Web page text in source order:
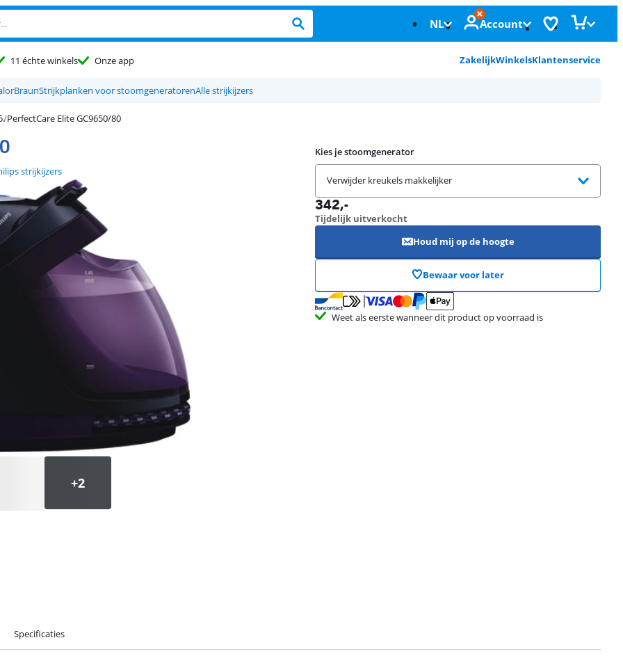
NL Account
11 échte winkels Onze app ZakelijkWinkelsKlantenservice
BraunStrijkplanken voor stoomgeneratorenAlle strijkijzers
PerfectCare Elite GC9650/80
strijkijzers
Kies je stoomgenerator
Verwijder kreukels makkelijker
342,-
Tijdelijk uitverkocht
Houd mij op de hoogte
Bewaar voor later
Weet als eerste wanneer dit product op voorraad is
Specificaties